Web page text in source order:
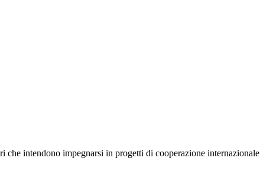
intendono impegnarsi in progetti di cooperazione internazionale